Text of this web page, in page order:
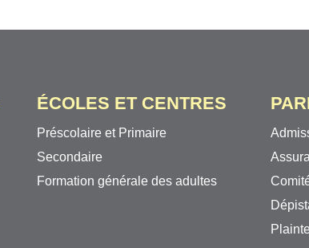
ÉCOLES ET CENTRES
Préscolaire et Primaire
Secondaire
Formation générale des adultes